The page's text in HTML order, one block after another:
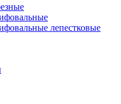
лепестковые